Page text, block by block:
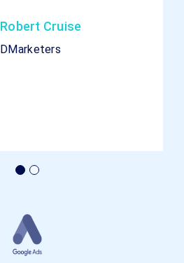
Robert Cruise
DMarketers